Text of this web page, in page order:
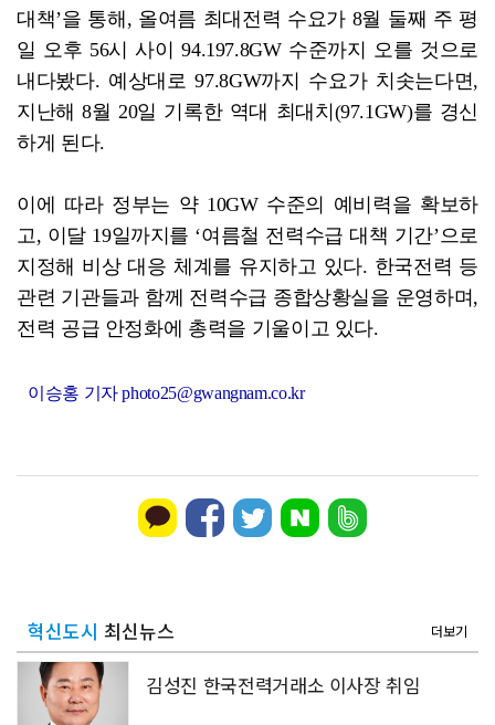
대책’을 통해, 올여름 최대전력 수요가 8월 둘째 주 평
일 오후 56시 사이 94.197.8GW 수준까지 오를 것으로
내다봤다. 예상대로 97.8GW까지 수요가 치솟는다면,
지난해 8월 20일 기록한 역대 최대치(97.1GW)를 경신
하게 된다.
이에 따라 정부는 약 10GW 수준의 예비력을 확보하
고, 이달 19일까지를 ‘여름철 전력수급 대책 기간’으로
지정해 비상 대응 체계를 유지하고 있다. 한국전력 등
관련 기관들과 함께 전력수급 종합상황실을 운영하며,
전력 공급 안정화에 총력을 기울이고 있다.
이승홍 기자 photo25@gwangnam.co.kr
혁신도시 최신뉴스 더보기
김성진 한국전력거래소 이사장 취임